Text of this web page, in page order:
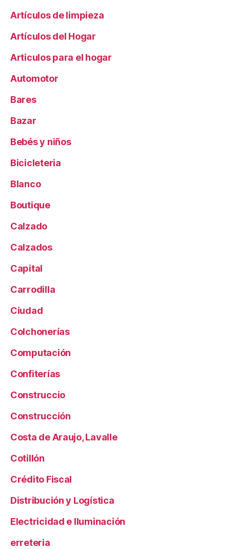
Artículos de limpieza
Artículos del Hogar
Articulos para el hogar
Automotor
Bares
Bazar
Bebés y niños
Bicicleteria
Blanco
Boutique
Calzado
Calzados
Capital
Carrodilla
Ciudad
Colchonerías
Computación
Confiterías
Construccio
Construcción
Costa de Araujo, Lavalle
Cotillón
Crédito Fiscal
Distribución y Logística
Electricidad e Iluminación
erreteria